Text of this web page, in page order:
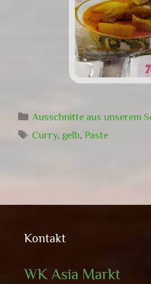
Kategorien
Ausschnitte aus unserem
Schlagwörter
Curry,gelb,Paste
Kontakt
WK Asia Markt